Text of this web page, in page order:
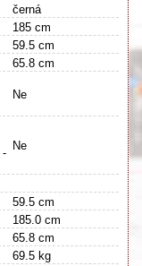
černá
185 cm
59.5 cm
65.8 cm
Ne
-
Ne
59.5 cm
185.0 cm
65.8 cm
69.5 kg